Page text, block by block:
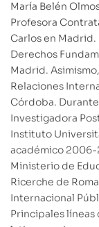
María Belén
Profesora
Carlos en Madrid.
Derechos
Madrid.
Relaciones
Córdoba.
Investigadora
Instituto
académico
Ministerio de
Ricerche de
Internacional
Principales